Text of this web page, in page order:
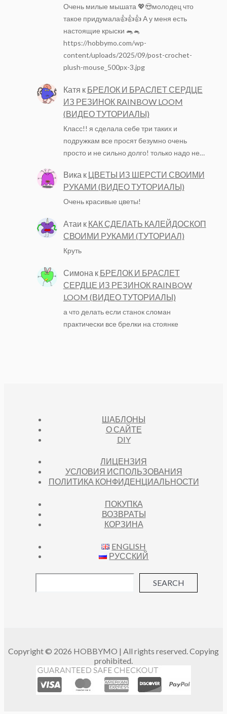
Очень милые мышата 💖😍молодец что
такое придумала👍👍👍 А у меня есть
настоящие крыски 🐀🐁
https://hobbymo.com/wp-
content/uploads/2025/09/post-crochet-
plush-mouse_500px-3.jpg
Катя к БРЕЛОК И БРАСЛЕТ СЕРДЦЕ
ИЗ РЕЗИНОК RAINBOW LOOM
(ВИДЕО ТУТОРИАЛЫ)
Класс!! я сделала себе три таких и
подружкам все просят безумно очень
просто и не сильно долго! только надо не…
Вика к ЦВЕТЫ ИЗ ШЕРСТИ СВОИМИ
РУКАМИ (ВИДЕО ТУТОРИАЛЫ)
Очень красивые цветы!
Атаи к КАК СДЕЛАТЬ КАЛЕЙДОСКОП
СВОИМИ РУКАМИ (ТУТОРИАЛ)
Круть
Симона к БРЕЛОК И БРАСЛЕТ
СЕРДЦЕ ИЗ РЕЗИНОК RAINBOW
LOOM (ВИДЕО ТУТОРИАЛЫ)
а что делать если станок сломан
практически все брелки на стоянке
ШАБЛОНЫ
О САЙТЕ
DIY
ЛИЦЕНЗИЯ
УСЛОВИЯ ИСПОЛЬЗОВАНИЯ
ПОЛИТИКА КОНФИДЕНЦИАЛЬНОСТИ
ПОКУПКА
ВОЗВРАТЫ
КОРЗИНА
ENGLISH
РУССКИЙ
SEARCH
Copyright © 2026 HOBBYMO | All rights reserved. Copying
prohibited.